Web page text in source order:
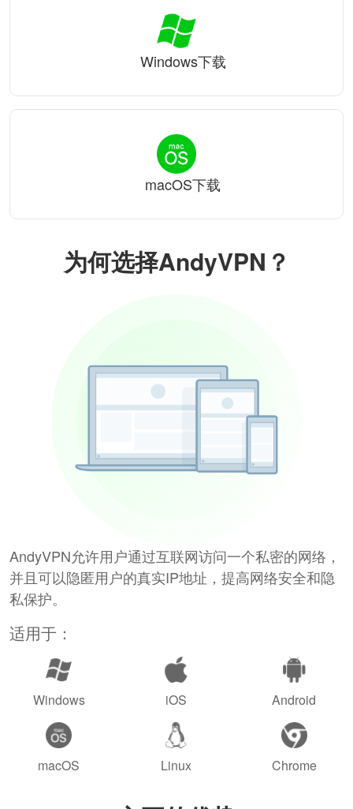
为何选择AndyVPN？
AndyVPN允许用户通过互联网访问一个私密的网络，
并且可以隐匿用户的真实IP地址，提高网络安全和隐
私保护。
适用于：
Windows iOS Android
macOS Linux Chrome
Windows下载
macOS下载